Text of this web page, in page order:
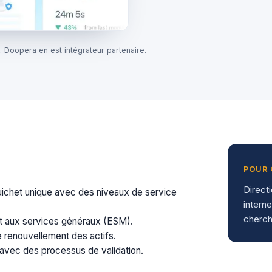
en est intégrateur partenaire.
unique avec des niveaux de service
aux services généraux (ESM).
renouvellement des actifs.
des processus de validation.
POUR